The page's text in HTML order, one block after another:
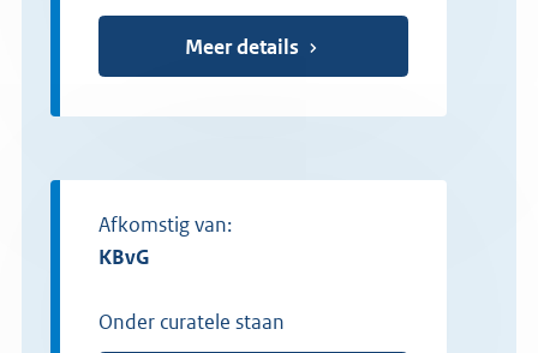
Meer details
Afkomstig van:
KBvG
Onder curatele staan